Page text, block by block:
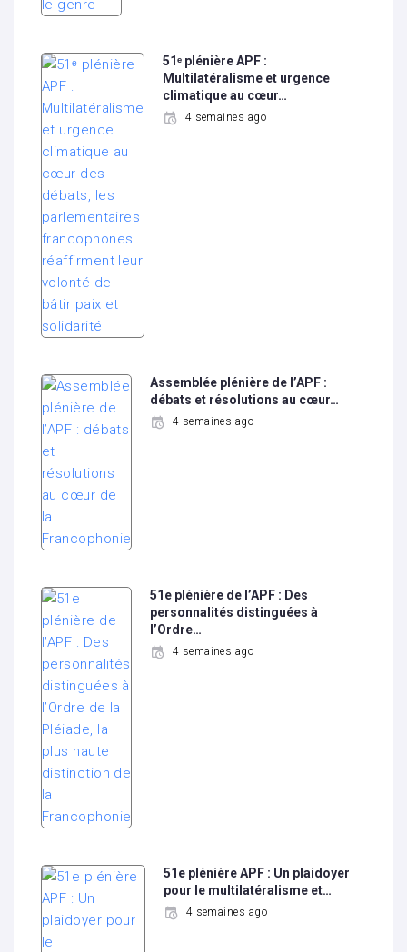
51ᵉ plénière APF :
Multilatéralisme et urgence
climatique au cœur…
4 semaines ago
Assemblée plénière de l’APF :
débats et résolutions au cœur…
4 semaines ago
51e plénière de l’APF : Des
personnalités distinguées à
l’Ordre…
4 semaines ago
51e plénière APF : Un plaidoyer
pour le multilatéralisme et…
4 semaines ago